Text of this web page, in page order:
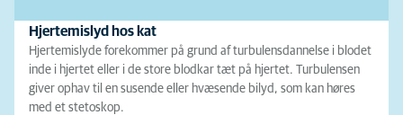
Hjertemislyd hos kat
Hjertemislyde forekommer på grund af turbulensdannelse i blodet
inde i hjertet eller i de store blodkar tæt på hjertet. Turbulensen
giver ophav til en susende eller hvæsende bilyd, som kan høres
med et stetoskop.